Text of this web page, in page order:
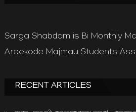
Sarga Shabdam is Bi Monthly
Areekode Majmau Students
RECENT ARTICLES